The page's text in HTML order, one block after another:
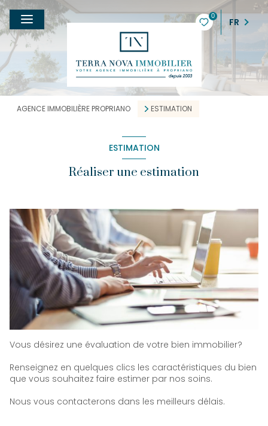
0
FR
AGENCE IMMOBILIÈRE PROPRIANO ESTIMATION
ESTIMATION
Réaliser une estimation
Vous désirez une évaluation de votre bien immobilier?
Renseignez en quelques clics les caractéristiques du bien
que vous souhaitez faire estimer par nos soins.
Nous vous contacterons dans les meilleurs délais.